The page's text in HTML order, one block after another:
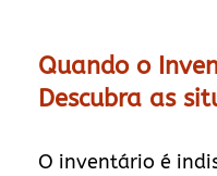
Quando o
Descubra as
O inventário é